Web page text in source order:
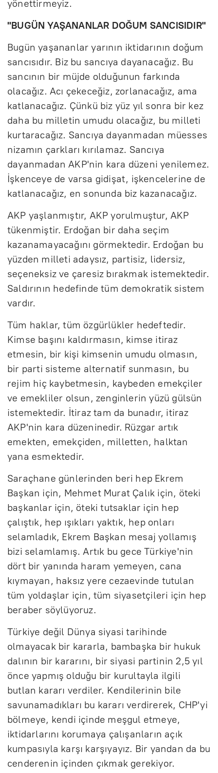
yönettirmeyiz.
"BUGÜN YAŞANANLAR DOĞUM SANCISIDIR"
Bugün yaşananlar yarının iktidarının doğum
sancısıdır. Biz bu sancıya dayanacağız. Bu
sancının bir müjde olduğunun farkında
olacağız. Acı çekeceğiz, zorlanacağız, ama
katlanacağız. Çünkü biz yüz yıl sonra bir kez
daha bu milletin umudu olacağız, bu milleti
kurtaracağız. Sancıya dayanmadan müesses
nizamın çarkları kırılamaz. Sancıya
dayanmadan AKP'nin kara düzeni yenilemez.
İşkenceye de varsa gidişat, işkencelerine de
katlanacağız, en sonunda biz kazanacağız.
AKP yaşlanmıştır, AKP yorulmuştur, AKP
tükenmiştir. Erdoğan bir daha seçim
kazanamayacağını görmektedir. Erdoğan bu
yüzden milleti adaysız, partisiz, lidersiz,
seçeneksiz ve çaresiz bırakmak istemektedir.
Saldırının hedefinde tüm demokratik sistem
vardır.
Tüm haklar, tüm özgürlükler hedeftedir.
Kimse başını kaldırmasın, kimse itiraz
etmesin, bir kişi kimsenin umudu olmasın,
bir parti sisteme alternatif sunmasın, bu
rejim hiç kaybetmesin, kaybeden emekçiler
ve emekliler olsun, zenginlerin yüzü gülsün
istemektedir. İtiraz tam da bunadır, itiraz
AKP'nin kara düzeninedir. Rüzgar artık
emekten, emekçiden, milletten, halktan
yana esmektedir.
Saraçhane günlerinden beri hep Ekrem
Başkan için, Mehmet Murat Çalık için, öteki
başkanlar için, öteki tutsaklar için hep
çalıştık, hep ışıkları yaktık, hep onları
selamladık, Ekrem Başkan mesaj yollamış
bizi selamlamış. Artık bu gece Türkiye'nin
dört bir yanında haram yemeyen, cana
kıymayan, haksız yere cezaevinde tutulan
tüm yoldaşlar için, tüm siyasetçileri için hep
beraber söylüyoruz.
Türkiye değil Dünya siyasi tarihinde
olmayacak bir kararla, bambaşka bir hukuk
dalının bir kararını, bir siyasi partinin 2,5 yıl
önce yapmış olduğu bir kurultayla ilgili
butlan kararı verdiler. Kendilerinin bile
savunamadıkları bu kararı verdirerek, CHP'yi
bölmeye, kendi içinde meşgul etmeye,
iktidarlarını korumaya çalışanların açık
kumpasıyla karşı karşıyayız. Bir yandan da bu
cenderenin içinden çıkmak gerekiyor.